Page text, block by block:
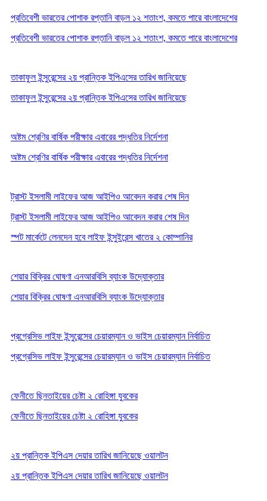
প্রতিবেশী ভারতের পোশাক রপ্তানি বাড়ল ১২ শতাংশ, কমতে পারে বাংলাদেশের
প্রতিবেশী ভারতের পোশাক রপ্তানি বাড়ল ১২ শতাংশ, কমতে পারে বাংলাদেশের
তাকাফুল ইন্সুরেন্সের ২য় প্রান্তিক ইপিএসের তারিখ জানিয়েছে
তাকাফুল ইন্সুরেন্সের ২য় প্রান্তিক ইপিএসের তারিখ জানিয়েছে
অষ্টম শ্রেণির বার্ষিক পরীক্ষার এবারের পদ্ধতির নির্দেশনা
অষ্টম শ্রেণির বার্ষিক পরীক্ষার এবারের পদ্ধতির নির্দেশনা
ট্রাস্ট ইসলামী লাইফের আজ আইপিও আবেদন করার শেষ দিন
ট্রাস্ট ইসলামী লাইফের আজ আইপিও আবেদন করার শেষ দিন
স্পট মার্কেটে লেনদেন হবে লাইফ ইন্সুইরেন্স খাতের ২ কোম্পানির
শেয়ার বিক্রির ঘোষণা এনআরবিসি ব্যাংক উদ্যোক্তার
শেয়ার বিক্রির ঘোষণা এনআরবিসি ব্যাংক উদ্যোক্তার
প্রগ্রেসিভ লাইফ ইন্সুরেন্সের চেয়ারম্যান ও ভাইস চেয়ারম্যান নির্বাচিত
প্রগ্রেসিভ লাইফ ইন্সুরেন্সের চেয়ারম্যান ও ভাইস চেয়ারম্যান নির্বাচিত
ফেনীতে ছিনতাইয়ের চেষ্টা ২ রোহিঙ্গা যুবকের
ফেনীতে ছিনতাইয়ের চেষ্টা ২ রোহিঙ্গা যুবকের
২য় প্রান্তিক ইপিএস দেয়ার তারিখ জানিয়েছে ওয়ালটন
২য় প্রান্তিক ইপিএস দেয়ার তারিখ জানিয়েছে ওয়ালটন